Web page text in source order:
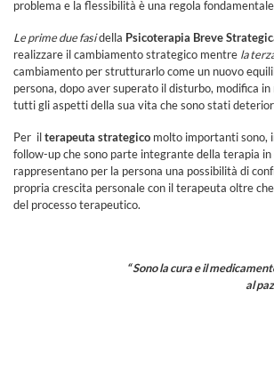
problema e la flessibilità è una regola
Le prime due fasidella Psicoterapia Breve
realizzare il cambiamento strategico mentre la
cambiamento per strutturarlo come un nuovo
persona, dopo aver superato il disturbo, modifica
tutti gli aspetti della sua vita che sono stati
Per ilterapeuta strategico molto importanti sono,
follow-up che sono parte integrante della terapia in
rappresentano per la persona una possibilità di
propria crescita personale con il terapeuta oltre
del processo terapeutico.
“ Sono la cura e il
al